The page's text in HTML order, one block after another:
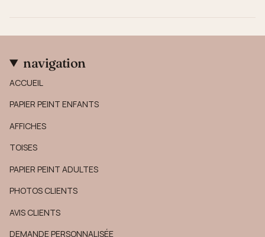
navigation
ACCUEIL
PAPIER PEINT ENFANTS
AFFICHES
TOISES
PAPIER PEINT ADULTES
PHOTOS CLIENTS
AVIS CLIENTS
DEMANDE PERSONNALISÉE